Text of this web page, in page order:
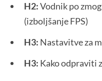
H2:Vodnik po
(izboljšanje FPS)
H3: Nastavitve za
H3: Kako odpraviti